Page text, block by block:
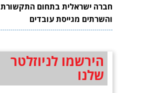
חברה ישראלית בתחום התקשורת
והשרתים מגייסת עובדים
הירשמו לניוזלטר
שלנו